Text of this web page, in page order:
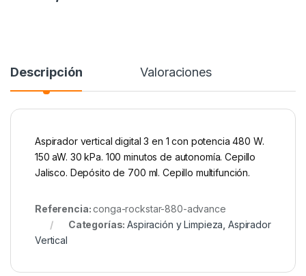
Descripción Valoraciones
Aspirador vertical digital 3 en 1 con potencia 480 W.
150 aW. 30 kPa. 100 minutos de autonomía. Cepillo
Jalisco. Depósito de 700 ml. Cepillo multifunción.
Referencia:conga-rockstar-880-advance
Categorías:Aspiración y Limpieza Aspirador
Vertical